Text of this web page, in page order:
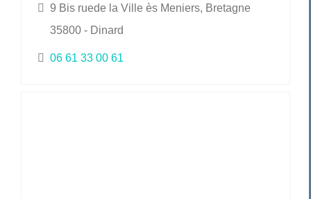
9 Bis ruede la Ville ès Meniers, Bretagne
35800 - Dinard
06 61 33 00 61